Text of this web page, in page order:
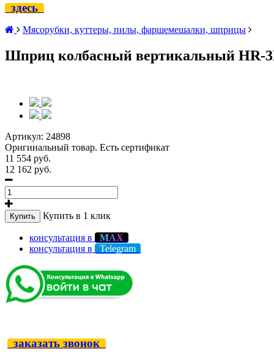
здесь
Мясорубки, куттеры, пилы, фаршемешалки, шприцы
Шприц колбасный вертикальный HR-
Артикул: 24898
Оригинальный товар. Есть сертификат
11 554 руб.
12 162 руб.
Купить Купить в 1 клик
консультация в МАХ
консультация в Telegram
заказать звонок